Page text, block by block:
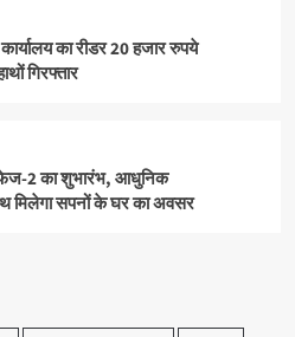
का रीडर 20 हजार रुपये
गिरफ्तार
फेज-2 का शुभारंभ, आधुनिक
मिलेगा सपनों के घर का अवसर